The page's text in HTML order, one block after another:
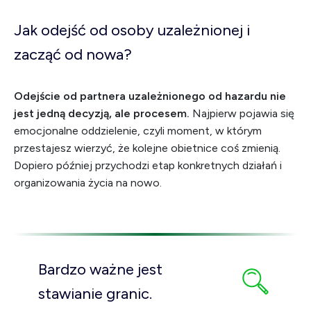
Jak odejść od osoby uzależnionej i
zacząć od nowa?
Odejście od partnera uzależnionego od hazardu nie
jest jedną decyzją, ale procesem. Najpierw pojawia się
emocjonalne oddzielenie, czyli moment, w którym
przestajesz wierzyć, że kolejne obietnice coś zmienią.
Dopiero później przychodzi etap konkretnych działań i
organizowania życia na nowo.
Bardzo ważne jest
stawianie granic.